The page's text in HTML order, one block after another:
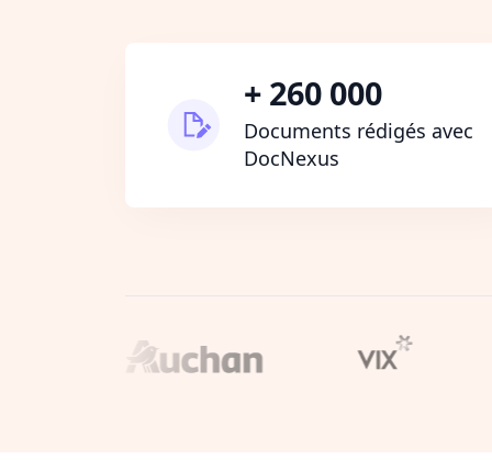
+ 260 000
Documents rédigés avec
DocNexus